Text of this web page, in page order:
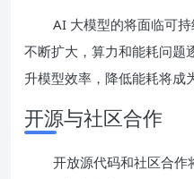
AI 大模型的将面临可
不断扩大，算力和能耗问题
升模型效率，降低能耗将成
开源与社区合作
开放源代码和社区合作